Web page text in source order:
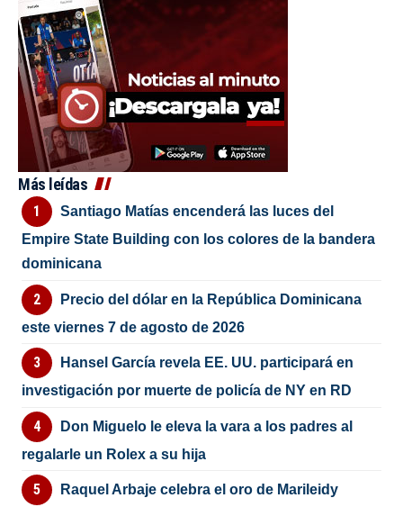
Más leídas
Santiago Matías encenderá las luces del
Empire State Building con los colores de la bandera
dominicana
Precio del dólar en la República Dominicana
este viernes 7 de agosto de 2026
Hansel García revela EE. UU. participará en
investigación por muerte de policía de NY en RD
Don Miguelo le eleva la vara a los padres al
regalarle un Rolex a su hija
Raquel Arbaje celebra el oro de Marileidy